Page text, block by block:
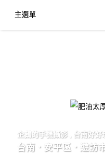
主選單
企鵝的手機攝影 台南好好
台南．安平區．遊訪